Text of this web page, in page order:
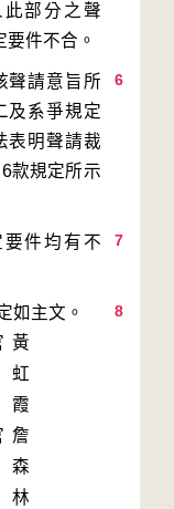
部分之聲
6
聲請意旨所
及系爭規定
表明聲請裁
款規定所示
7
件均有不
8
如主文。
黃
虹
霞
詹
森
林